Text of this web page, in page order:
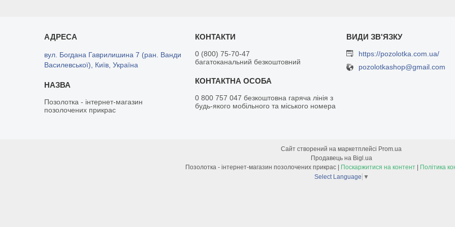
вул. Богдана Гаврилишина 7 (ран. Ванди
Василевської), Київ, Україна
Позолотка - інтернет-магазин
позолочених прикрас
0 (800) 75-70-47
багатоканальний безкоштовний
0 800 757 047 безкоштовна гаряча лінія з
будь-якого мобільного та міського номера
https://pozolotka.com.ua/
pozolotkashop@gmail.com
Сайт створений на маркетплейсі Prom.ua
Продавець на Bigl.ua
Поскаржитися на контент
Політика
Select Language ▼